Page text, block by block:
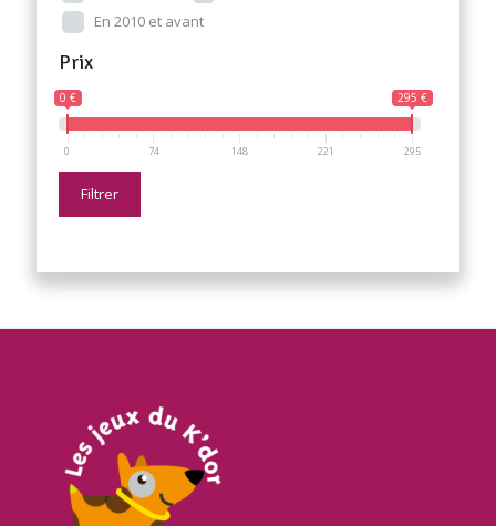
En 2010 et avant
Prix
0 € 295 €
0 74 148 221 295
Filtrer